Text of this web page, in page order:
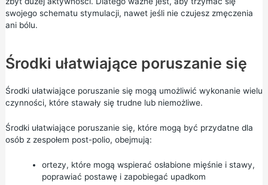
swojego schematu stymulacji, nawet jeśli nie czujesz zmęczenia
ani bólu.
Środki ułatwiające poruszanie się
Środki ułatwiające poruszanie się mogą umożliwić wykonanie wielu
czynności, które stawały się trudne lub niemożliwe.
Środki ułatwiające poruszanie się, które mogą być przydatne dla
osób z zespołem post-polio, obejmują:
ortezy, które mogą wspierać osłabione mięśnie i stawy,
poprawiać postawę i zapobiegać upadkom